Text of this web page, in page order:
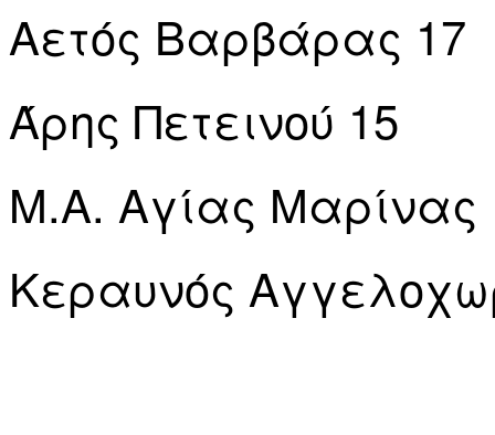
Αετός Βαρβάρας 17
Άρης Πετεινού 15
Μ.Α. Αγίας
Κεραυνός